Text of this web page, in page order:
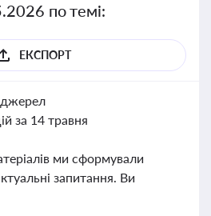
по темі:
ЕКСПОРТ
за 14 травня
ми сформували
запитання. Ви